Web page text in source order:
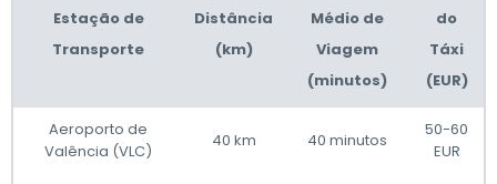
Estação de
Transporte
Distância
(km)
Médio de
Viagem
(minutos)
do
Táxi
(EUR)
Aeroporto de
Valência (VLC)
40 km 40 minutos
50-60
EUR